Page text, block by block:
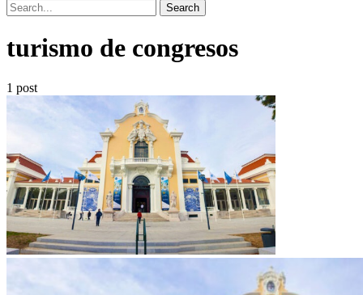
Search
turismo de congresos
1 post